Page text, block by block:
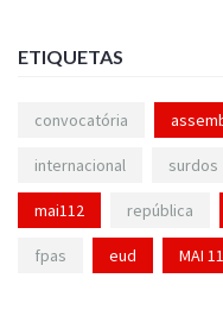
ETIQUETAS
convocatória
internacional surdos
mai112 república
fpas eud MAI